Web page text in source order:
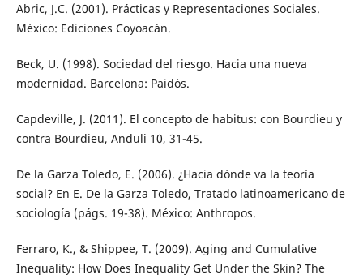
Abric, J.C. (2001). Prácticas y Representaciones Sociales.
México: Ediciones Coyoacán.
Beck, U. (1998). Sociedad del riesgo. Hacia una nueva
modernidad. Barcelona: Paidós.
Capdeville, J. (2011). El concepto de habitus: con Bourdieu y
contra Bourdieu, Anduli 10, 31-45.
De la Garza Toledo, E. (2006). ¿Hacia dónde va la teoría
social? En E. De la Garza Toledo, Tratado latinoamericano de
sociología (págs. 19-38). México: Anthropos.
Ferraro, K., & Shippee, T. (2009). Aging and Cumulative
Inequality: How Does Inequality Get Under the Skin? The